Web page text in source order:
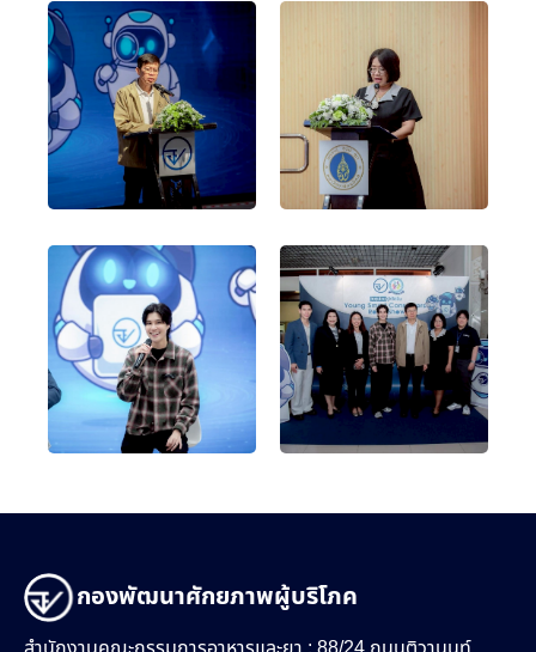
กองพัฒนาศักยภาพผู้บริโภค